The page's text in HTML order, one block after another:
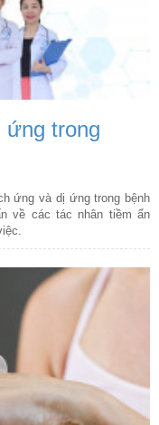
ứng trong
ứng và dị ứng trong bệnh
về các tác nhân tiềm ẩn